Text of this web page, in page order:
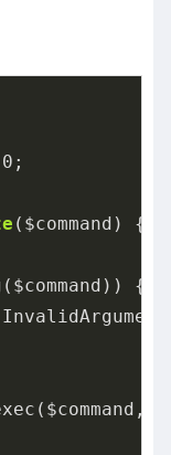
0 ;
($command)
{
{